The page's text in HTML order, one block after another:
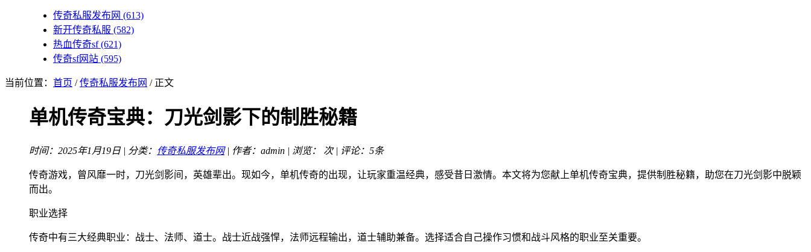
传奇私服发布网 (613)
新开传奇私服 (582)
热血传奇sf(621)
传奇sf网站 (595)
当前位置： 首页 /传奇私服发布网 / 正文
单机传奇宝典：刀光剑影下的制胜秘籍
时间：2025年1月19日 | 分类： 传奇私服发布网| 作者：admin | 浏览： 次 | 评论：5条
传奇游戏，曾风靡一时，刀光剑影间，英雄辈出。现如今，单机传奇的出现，让玩家重温经典，感受昔日激情。本文将为您献上单机传奇宝典，提供制胜秘籍，助您在刀光剑影中脱颖
而出。
职业选择
传奇中有三大经典职业：战士、法师、道士。战士近战强悍，法师远程输出，道士辅助兼备。选择适合自己操作习惯和战斗风格的职业至关重要。